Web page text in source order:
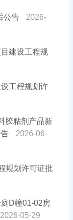
公告
2026-
建设工程规
工程规划许
胶粘剂产品新
2026-06-
规划许可证批
D幢01-02房
2026-05-29